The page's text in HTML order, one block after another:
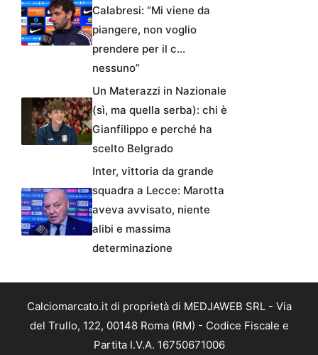
Calabresi: “Mi viene da
piangere, non voglio
prendere per il c…
nessuno”
Un Materazzi in Nazionale
(sì, ma quella serba): chi è
Gianfilippo e perché ha
scelto Belgrado
Inter, vittoria da grande
squadra a Lecce: Marotta
aveva avvisato, niente
alibi e massima
determinazione
Calciomarcato.it di proprietà di MEDJAWEB SRL - Via
del Trullo, 122, 00148 Roma (RM) - Codice Fiscale e
Partita I.V.A. 16750671006